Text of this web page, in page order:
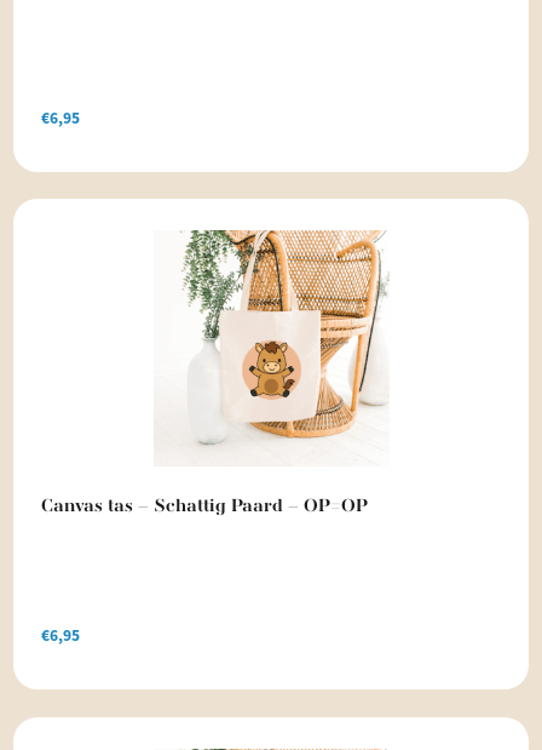
€6,95
Canvas tas – Schattig Paard – OP=OP
€6,95